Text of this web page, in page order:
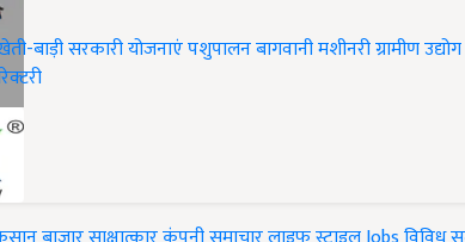
बाड़ीसरकारी योजनाएंपशुपालनबागवानीमशीनरीग्रामीण उद्योग